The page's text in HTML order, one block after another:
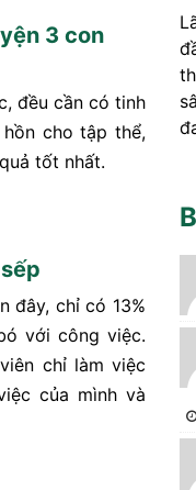
3 con
đều cần có tinh
cho tập thể,
tốt nhất.
đây, chỉ có 13%
với công việc.
chỉ làm việc
của mình và